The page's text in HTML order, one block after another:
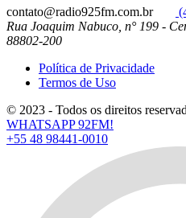
contato@radio925fm.com.br
Rua Joaquim Nabuco, n° 199 -
88802-200
Política de Privacidade
Termos de Uso
© 2023 - Todos os direitos
WHATSAPP 92FM!
+55 48 98441-0010